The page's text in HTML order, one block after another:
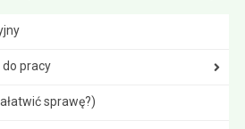
do pracy
sprawę?)